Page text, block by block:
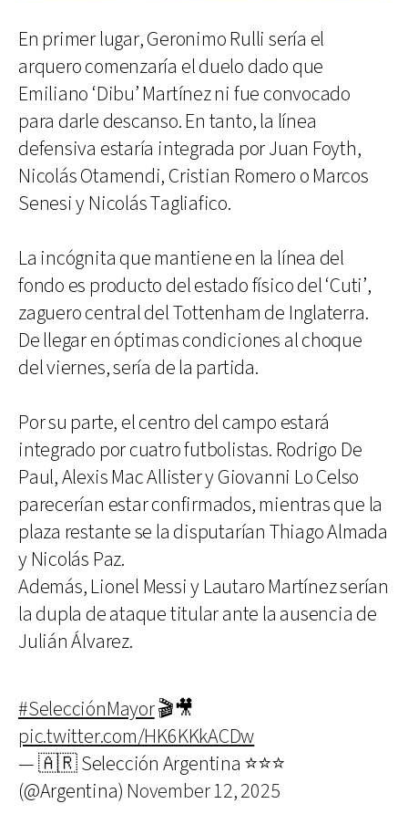
En primer lugar, Geronimo Rulli sería el
arquero comenzaría el duelo dado que
Emiliano ‘Dibu’ Martínez ni fue convocado
para darle descanso. En tanto, la línea
defensiva estaría integrada por Juan Foyth,
Nicolás Otamendi, Cristian Romero o Marcos
Senesi y Nicolás Tagliafico.
La incógnita que mantiene en la línea del
fondo es producto del estado físico del ‘Cuti’,
zaguero central del Tottenham de Inglaterra.
De llegar en óptimas condiciones al choque
del viernes, sería de la partida.
Por su parte, el centro del campo estará
integrado por cuatro futbolistas. Rodrigo De
Paul, Alexis Mac Allister y Giovanni Lo Celso
parecerían estar confirmados, mientras que la
plaza restante se la disputarían Thiago Almada
y Nicolás Paz.
Además, Lionel Messi y Lautaro Martínez serían
la dupla de ataque titular ante la ausencia de
Julián Álvarez.
#SelecciónMayor🎬🎥
pic.twitter.com/HK6KKkACDw
— 🇦🇷 Selección Argentina ⭐⭐⭐
(@Argentina) November 12, 2025